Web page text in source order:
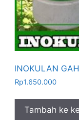
INOKULAN
Rp1.650.000
Tambah ke